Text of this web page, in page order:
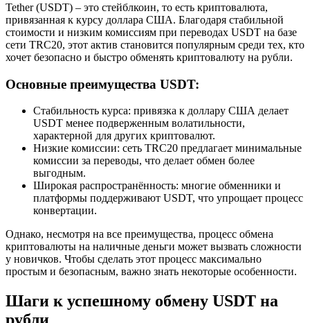
Tether (USDT) – это стейблкоин, то есть криптовалюта,
привязанная к курсу доллара США. Благодаря стабильной
стоимости и низким комиссиям при переводах USDT на базе
сети TRC20, этот актив становится популярным среди тех, кто
хочет безопасно и быстро обменять криптовалюту на рубли.
Основные преимущества USDT:
Стабильность курса: привязка к доллару США делает
USDT менее подверженным волатильности,
характерной для других криптовалют.
Низкие комиссии: сеть TRC20 предлагает минимальные
комиссии за переводы, что делает обмен более
выгодным.
Широкая распространённость: многие обменники и
платформы поддерживают USDT, что упрощает процесс
конвертации.
Однако, несмотря на все преимущества, процесс обмена
криптовалюты на наличные деньги может вызвать сложности
у новичков. Чтобы сделать этот процесс максимально
простым и безопасным, важно знать некоторые особенности.
Шаги к успешному обмену USDT на